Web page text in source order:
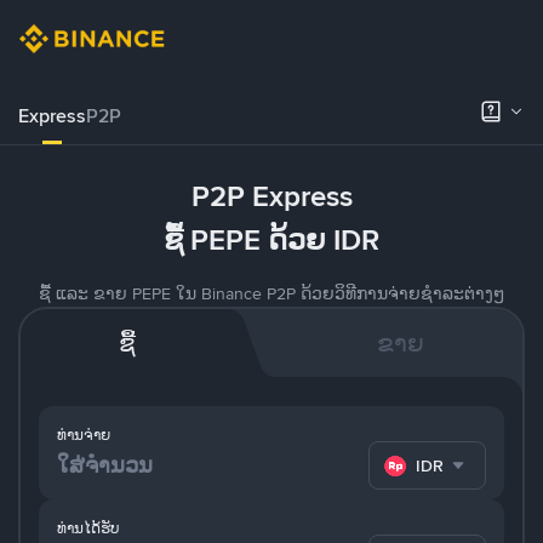
ExpressP2P
P2P Express
ຊື້ PEPE ດ້ວຍ IDR
ຊື້ ແລະ ຂາຍ PEPE ໃນ Binance P2P ດ້ວຍວິທີການຈ່າຍຊຳລະຕ່າງໆ
ຊື້ ຂາຍ
ທ່ານຈ່າຍ
IDR
ທ່ານໄດ້ຮັບ